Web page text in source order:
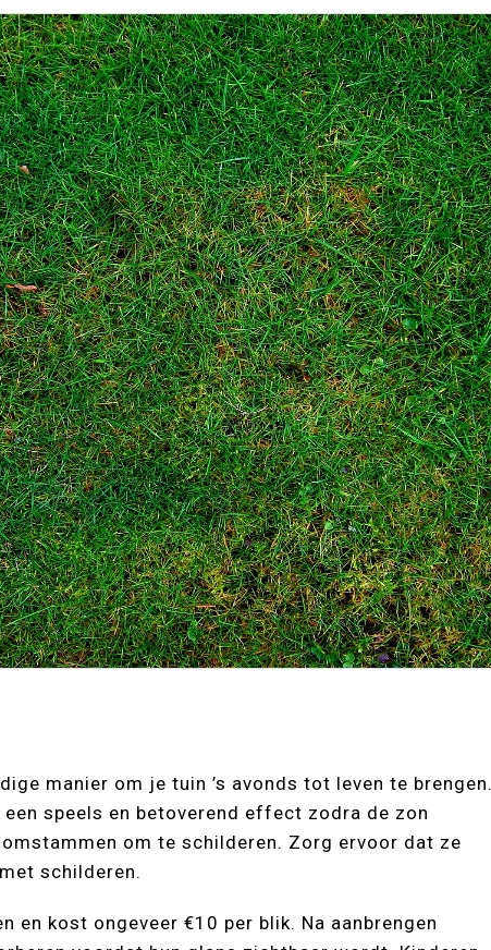
manier om je tuin ’s avonds tot leven te brengen.
speels en betoverend effect zodra de zon
om te schilderen. Zorg ervoor dat ze
schilderen.
en kost ongeveer €10 per blik. Na aanbrengen